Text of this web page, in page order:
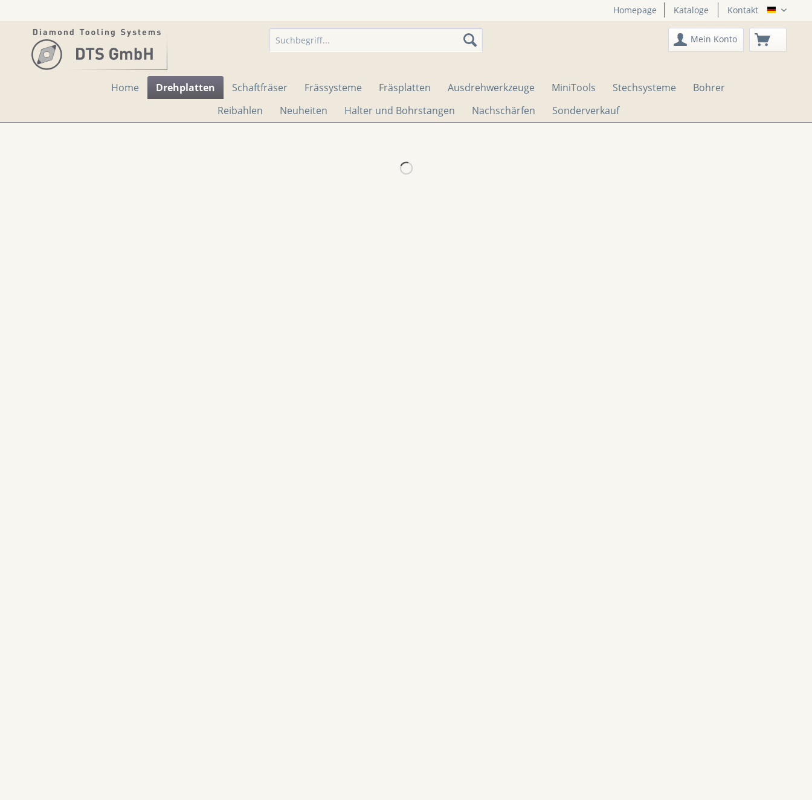
Homepage Kataloge Kontakt DTS
Mein Konto
Home Drehplatten Schaftfräser Frässysteme Fräsplatten Ausdrehwerkzeuge MiniTools Stechsysteme
Bohrer
Reibahlen
Neuheiten Halter und Bohrstangen Nachschärfen Sonderverkauf